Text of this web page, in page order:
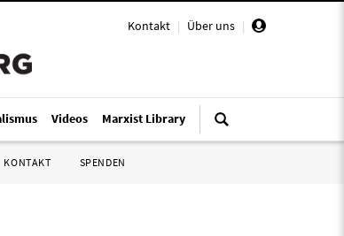
Kontakt | Über uns |
Videos Marxist Library
KONTAKT SPENDEN